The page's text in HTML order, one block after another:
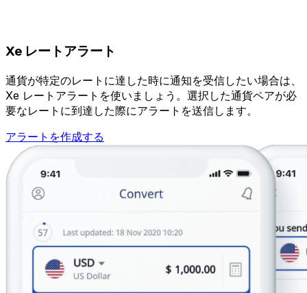
Xe レートアラート
通貨が特定のレートに達した時に通知を受信したい場合は、
Xe レートアラートを使いましょう。選択した通貨ペアが必
要なレートに到達した際にアラートを送信します。
アラートを作成する